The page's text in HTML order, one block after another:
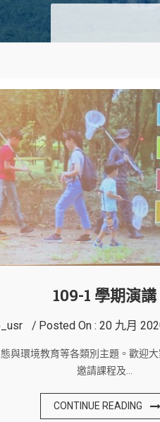
109-1 學期演講
Posted On : 20 九月
與環境教育等各類別主題。歡迎
邀請課程及…
CONTINUE READING